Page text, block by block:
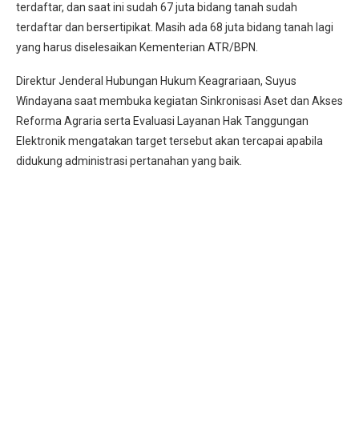
terdaftar, dan saat ini sudah 67 juta bidang tanah sudah
terdaftar dan bersertipikat. Masih ada 68 juta bidang tanah lagi
yang harus diselesaikan Kementerian ATR/BPN.
Direktur Jenderal Hubungan Hukum Keagrariaan, Suyus
Windayana saat membuka kegiatan Sinkronisasi Aset dan Akses
Reforma Agraria serta Evaluasi Layanan Hak Tanggungan
Elektronik mengatakan target tersebut akan tercapai apabila
didukung administrasi pertanahan yang baik.